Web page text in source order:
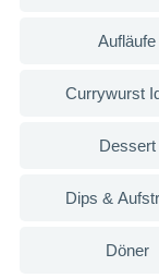
Aufläufe
Currywurst
Dessert
Dips &
Döner